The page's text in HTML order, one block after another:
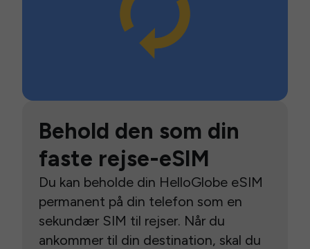
Behold den som din
faste rejse-eSIM
Du kan beholde din HelloGlobe eSIM
permanent på din telefon som en
sekundær SIM til rejser. Når du
ankommer til din destination, skal du